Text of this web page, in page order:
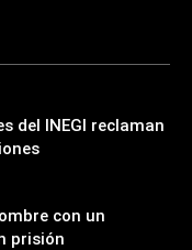
del INEGI reclaman
con un
prisión